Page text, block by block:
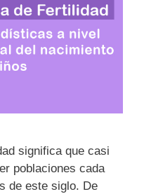
significa que casi
poblaciones cada
de este siglo. De